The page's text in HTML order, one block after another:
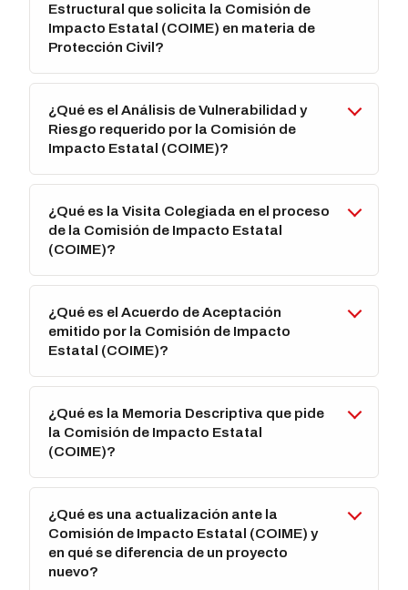
Estructural que solicita la Comisión de
Impacto Estatal (COIME) en materia de
Protección Civil?
¿Qué es el Análisis de Vulnerabilidad y
Riesgo requerido por la Comisión de
Impacto Estatal (COIME)?
¿Qué es la Visita Colegiada en el proceso
de la Comisión de Impacto Estatal
(COIME)?
¿Qué es el Acuerdo de Aceptación
emitido por la Comisión de Impacto
Estatal (COIME)?
¿Qué es la Memoria Descriptiva que pide
la Comisión de Impacto Estatal
(COIME)?
¿Qué es una actualización ante la
Comisión de Impacto Estatal (COIME) y
en qué se diferencia de un proyecto
nuevo?